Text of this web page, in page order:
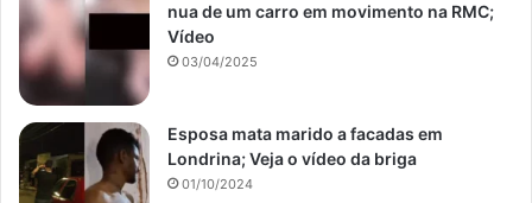
nua de um carro em movimento na RMC;
Vídeo
03/04/2025
Esposa mata marido a facadas em
Londrina; Veja o vídeo da briga
01/10/2024